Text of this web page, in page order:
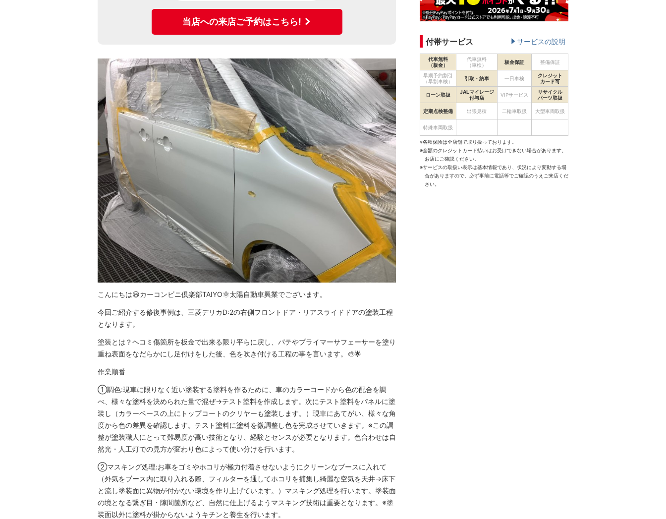
当店への来店ご予約はこちら!
こんにちは😃カーコンビニ倶楽部TAIYO🌞太陽自動車興業でございます。
今回ご紹介する修復事例は、三菱デリカD:2の右側フロントドア・リアスライドドアの塗装工程
となります。
塗装とは？ヘコミ傷箇所を板金で出来る限り平らに戻し、パテやプライマーサフェーサーを塗り
重ね表面をなだらかにし足付けをした後、色を吹き付ける工程の事を言います。🎨🌟
作業順番
①調色:現車に限りなく近い塗装する塗料を作るために、車のカラーコードから色の配合を調
べ、様々な塗料を決められた量で混ぜ→テスト塗料を作成します。次にテスト塗料をパネルに塗
装し（カラーベースの上にトップコートのクリヤーも塗装します。）現車にあてがい、様々な角
度から色の差異を確認します。テスト塗料に塗料を微調整し色を完成させていきます。※この調
整が塗装職人にとって難易度が高い技術となり、経験とセンスが必要となります。色合わせは自
然光・人工灯での見方が変わり色によって使い分けを行います。
②マスキング処理:お車をゴミやホコリが極力付着させないようにクリーンなブースに入れて
（外気をブース内に取り入れる際、フィルターを通してホコリを捕集し綺麗な空気を天井→床下
と流し塗装面に異物が付かない環境を作り上げています。）マスキング処理を行います。塗装面
の境となる繋ぎ目・隙間箇所など、自然に仕上げるようマスキング技術は重要となります。※塗
装面以外に塗料が掛からないようキチンと養生を行います。
付帯サービス サービスの説明
代車無料
（板金）
代車無料
（車検）
板金保証 整備保証
早期予約割引
（早割車検）
引取・納車 一日車検
クレジット
カード可
ローン取扱
JALマイレージ
付与店
VIPサービス
リサイクル
パーツ取扱
定期点検整備 出張見積 二輪車取扱 大型車両取扱
特殊車両取扱
※各種保険は全店舗で取り扱っております。
※全額のクレジットカード払いはお受けできない場合があります。
お店にご確認ください。
※サービスの取扱い表示は基本情報であり、状況により変動する場
合がありますので、必ず事前に電話等でご確認のうえご来店くだ
さい。